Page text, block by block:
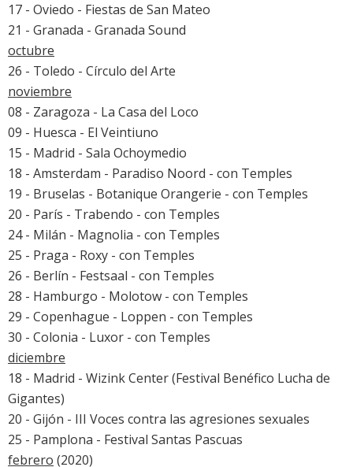
17 - Oviedo - Fiestas de San Mateo
21 - Granada - Granada Sound
octubre
26 - Toledo - Círculo del Arte
noviembre
08 - Zaragoza - La Casa del Loco
09 - Huesca - El Veintiuno
15 - Madrid - Sala Ochoymedio
18 - Amsterdam - Paradiso Noord - con Temples
19 - Bruselas - Botanique Orangerie - con Temples
20 - París - Trabendo - con Temples
24 - Milán - Magnolia - con Temples
25 - Praga - Roxy - con Temples
26 - Berlín - Festsaal - con Temples
28 - Hamburgo - Molotow - con Temples
29 - Copenhague - Loppen - con Temples
30 - Colonia - Luxor - con Temples
diciembre
18 - Madrid - Wizink Center (Festival Benéfico Lucha de
Gigantes)
20 - Gijón - III Voces contra las agresiones sexuales
25 - Pamplona - Festival Santas Pascuas
febrero (2020)